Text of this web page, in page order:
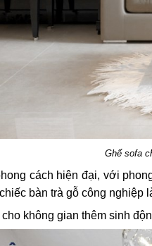
Ghế sofa
cách hiện đại, với
bàn trà gỗ công nghiệp
không gian thêm sinh